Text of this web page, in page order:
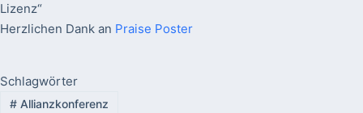
Lizenz“
Herzlichen Dank an Praise Poster
Schlagwörter
#Allianzkonferenz